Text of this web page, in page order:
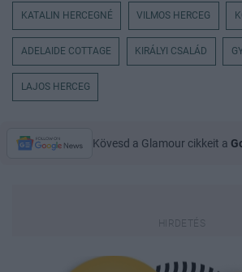
KATALIN HERCEGNÉ VILMOS HERCEG
ADELAIDE COTTAGE KIRÁLYI CSALÁD
LAJOS HERCEG
Kövesd a Glamour cikkeit a